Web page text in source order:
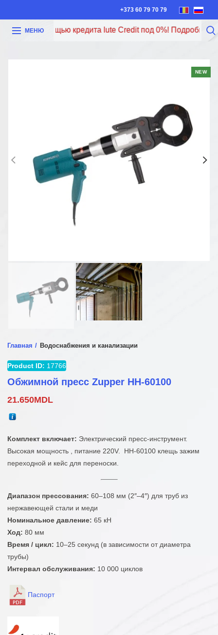
+373 60 79 70 79
МЕНЮ
с помощью кредита Iute Credit под 0%! Подробнее
NEW
Главная Водоснабжения и канализации
Product ID: 17766
Обжимной пресс Zupper HH-60100
21.650MDL
Комплект включает: Электрический пресс-инструмент.
Высокая мощность , питание 220V. HH-60100 клещь зажим
переходной и кейс для переноски.
Диапазон прессования: 60–108 мм (2″–4″) для труб из
нержавеющей стали и меди
Номинальное давление: 65 кН
Ход: 80 мм
Время / цикл: 10–25 секунд (в зависимости от диаметра
трубы)
Интервал обслуживания: 10 000 циклов
Паспорт